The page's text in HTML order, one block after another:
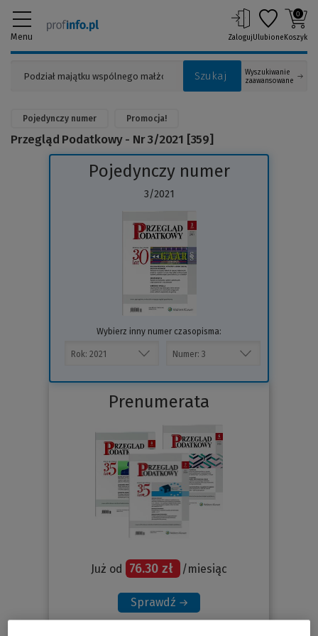
Menu
Szukaj
Wyszukiwanie
zaawansowane
ZalogujUlubione
0
Koszyk
Pojedynczy numer Promocja!
Przegląd Podatkowy - Nr 3/2021 [359]
Pojedynczy numer
3/2021
do
Wybierz inny numer czasopisma:
Prenumerata
Już od 76.30 zł /miesiąc
Sprawdź